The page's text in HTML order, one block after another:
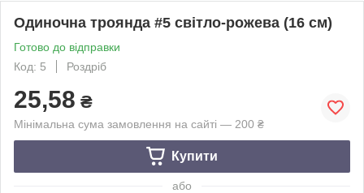
Одиночна троянда #5 світло-рожева (16 см)
Готово до відправки
Код: 5
Роздріб
25,58 ₴
Мінімальна сума замовлення на сайті — 200 ₴
Купити
або